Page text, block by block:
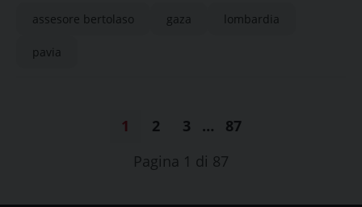
assesore bertolaso gaza lombardia
pavia
1 2 3 …
87
Pagina 1 di 87